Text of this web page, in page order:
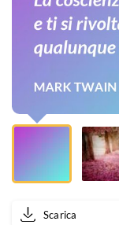
rivolta
sempre
contro,
in
caso.
Scarica